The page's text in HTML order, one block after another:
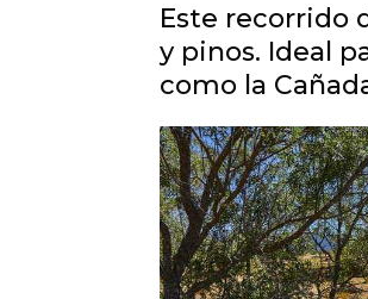
Este recorrido
y pinos. Ideal
como la